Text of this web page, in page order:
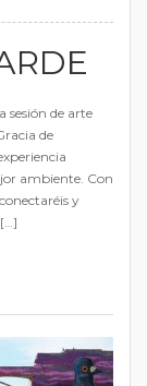
sesión de arte
de
ambiente. Con
y